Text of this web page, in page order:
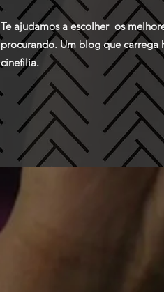
Te ajudamos a escolher os
procurando. Um blog que carrega
cinefilia.